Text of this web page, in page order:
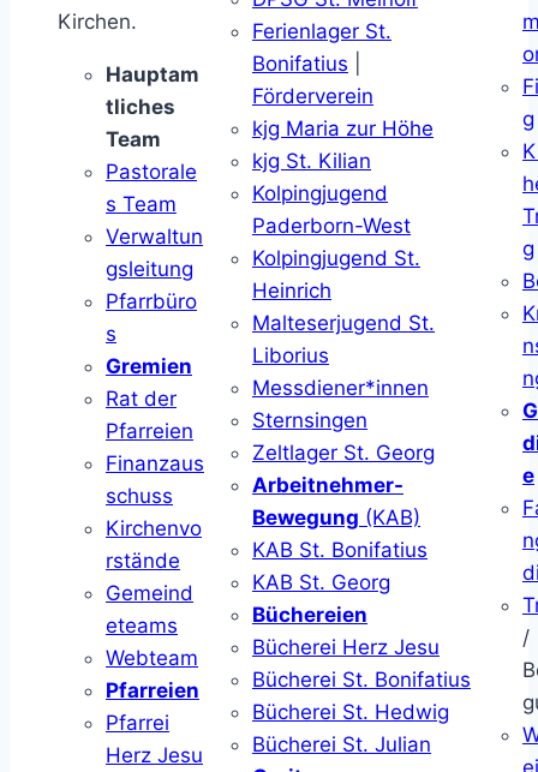
Kirchen.
Hauptam
tliches
Team
Pastorale
s Team
Verwaltun
gsleitung
Pfarrbüro
s
Gremien
Rat der
Pfarreien
Finanzaus
schuss
Kirchenvo
rstände
Gemeind
eteams
Webteam
Pfarreien
Pfarrei
Herz Jesu
Ferienlager St.
Bonifatius
Förderverein
kjg Maria zur Höhe
kjg St. Kilian
Kolpingjugend
Paderborn-West
Kolpingjugend St.
Heinrich
Malteserjugend St.
Liborius
Messdiener*innen
Sternsingen
Zeltlager St. Georg
Arbeitnehmer-
Bewegung (KAB)
KAB St. Bonifatius
KAB St. Georg
Büchereien
Bücherei Herz Jesu
Bücherei St. Bonifatius
Bücherei St. Hedwig
Bücherei St. Julian
g
g
e
/